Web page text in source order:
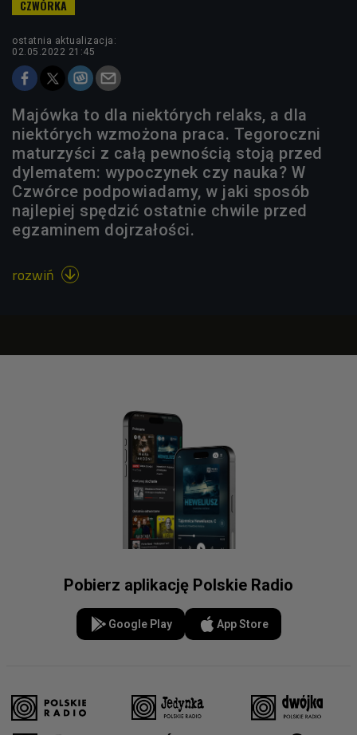
ostatnia aktualizacja:
02.05.2022 21:45
Majówka to dla niektórych relaks, a dla
niektórych wzmożona praca. Tegoroczni
maturzyści z całą pewnością stoją przed
dylematem: wypoczynek czy nauka? W
Czwórce podpowiadamy, w jaki sposób
najlepiej spędzić ostatnie chwile przed
egzaminem dojrzałości.
rozwiń 
Pobierz aplikację Polskie Radio
Google Play App Store